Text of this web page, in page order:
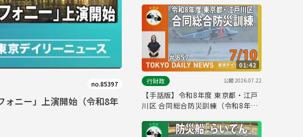
no.85397
ォニー」上演開始（令和8年
01:42
行財政
公開2026.07.22
【手話版】令和8年度 東京都・江戸
川区 合同総合防災訓練（令和8年7
No.857）